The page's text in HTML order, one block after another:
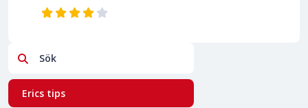
Sök
Erics tips